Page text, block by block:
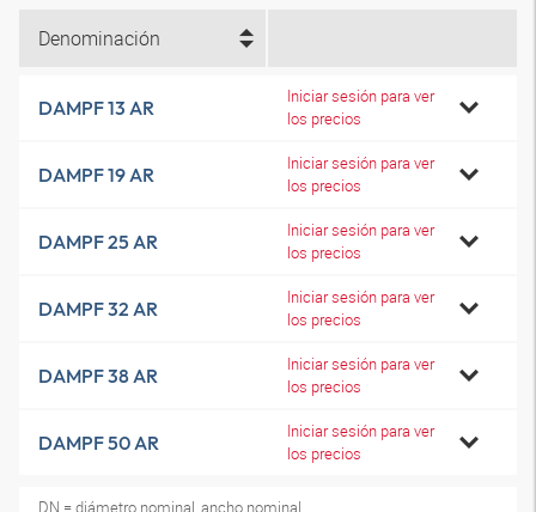
Denominación
DAMPF 13 AR
Iniciar sesión para ver
los precios
DAMPF 19 AR
Iniciar sesión para ver
los precios
DAMPF 25 AR
Iniciar sesión para ver
los precios
DAMPF 32 AR
Iniciar sesión para ver
los precios
DAMPF 38 AR
Iniciar sesión para ver
los precios
DAMPF 50 AR
Iniciar sesión para ver
los precios
DN = diámetro nominal, ancho nominal